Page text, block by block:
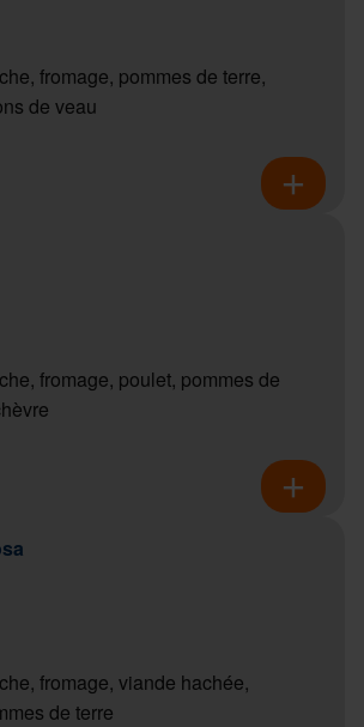
fromage, pommes de terre,
de veau
fromage, poulet, pommes de
fromage, viande hachée,
de terre